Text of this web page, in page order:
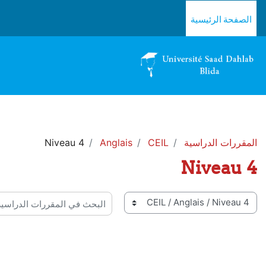
الصفحة الرئيسية
المقررات الدراسية CEIL
Anglais
Niveau 4
Niveau 4
المقررات
البحث في المقررات